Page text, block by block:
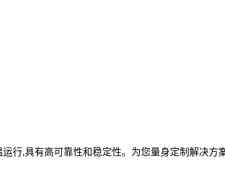
,具有高可靠性和稳定性。为您量身定制解决方